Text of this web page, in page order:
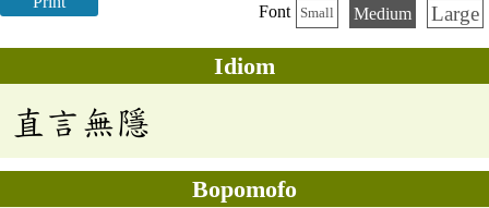
Font Small Medium Large
Idiom
直言無隱
Bopomofo